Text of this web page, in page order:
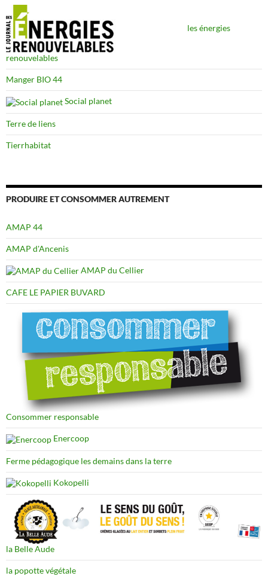
les énergies
renouvelables
Manger BIO 44
Social planet
Terre de liens
Tierrhabitat
PRODUIRE ET CONSOMMER AUTREMENT
AMAP 44
AMAP d'Ancenis
AMAP du Cellier
CAFE LE PAPIER BUVARD
Consommer responsable
Enercoop
Ferme pédagogique les demains dans la terre
Kokopelli
la Belle Aude
la popotte végétale